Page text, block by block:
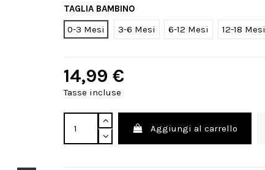
TAGLIA BAMBINO
0-3 Mesi
3-6 Mesi 6-12 Mesi 12-18 Mesi
14,99 €
Tasse incluse
Aggiungi al carrello